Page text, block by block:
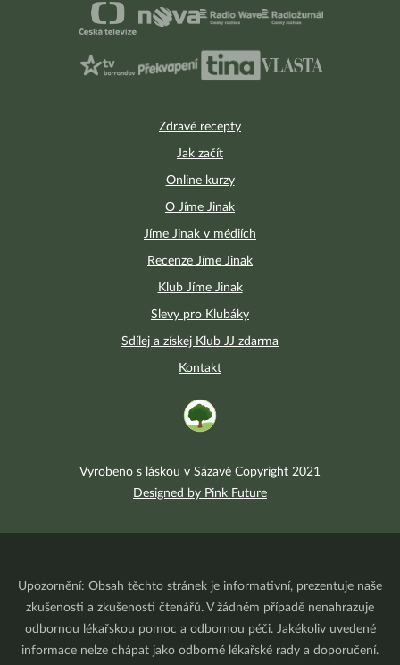
Zdravé recepty
Jak začít
Online kurzy
O Jíme Jinak
Jíme Jinak v médiích
Recenze Jíme Jinak
Klub Jíme Jinak
Slevy pro Klubáky
Sdílej a získej Klub JJ zdarma
Kontakt
Vyrobeno s láskou v Sázavě Copyright 2021
Designed by Pink Future
Upozornění: Obsah těchto stránek je informativní, prezentuje naše
zkušenosti a zkušenosti čtenářů. V žádném případě nenahrazuje
odbornou lékařskou pomoc a odbornou péči. Jakékoliv uvedené
informace nelze chápat jako odborné lékařské rady a doporučení.